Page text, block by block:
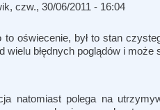
, czw., 30/06/2011 - 16:04
to oświecenie, był to stan
wielu błędnych poglądów i
natomiast polega na